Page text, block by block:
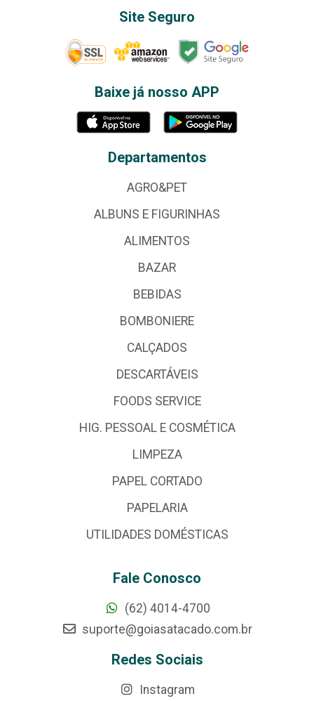
Site Seguro
Baixe já nosso APP
Departamentos
AGRO&PET
ALBUNS E FIGURINHAS
ALIMENTOS
BAZAR
BEBIDAS
BOMBONIERE
CALÇADOS
DESCARTÁVEIS
FOODS SERVICE
HIG. PESSOAL E COSMÉTICA
LIMPEZA
PAPEL CORTADO
PAPELARIA
UTILIDADES DOMÉSTICAS
Fale Conosco
(62) 4014-4700
suporte@goiasatacado.com.br
Redes Sociais
Instagram